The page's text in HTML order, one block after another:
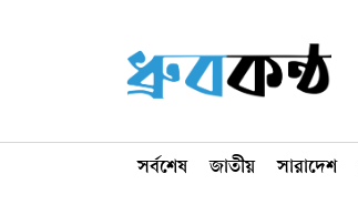
সর্বশেষ জাতীয় সারাদেশ